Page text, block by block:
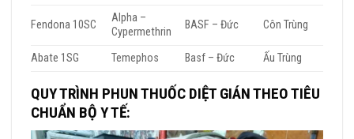
Fendona 10SC
Alpha –
Cypermethrin
BASF – Đức Côn Trùng
Abate 1SG Temephos Basf – Đức Ấu Trùng
QUY TRÌNH PHUN THUỐC DIỆT GIÁN THEO TIÊU
CHUẨN BỘ Y TẾ: